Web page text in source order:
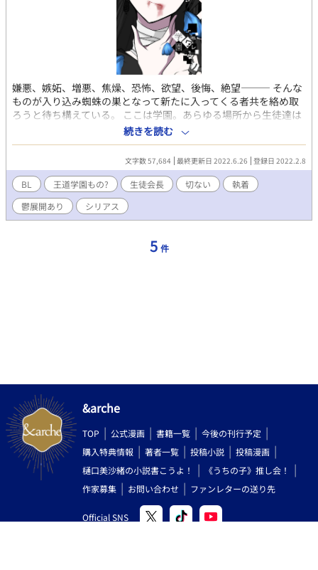
嫌悪、嫉妬、増悪、焦燥、恐怖、欲望、後悔、絶望――― そんな
ものが入り込み蜘蛛の巣となって新たに入ってくる者共を絡め取
ろうと待ち構えている。 ここは学園。あらゆる場所から生徒達は
送られてきてそこで学び、交流し、過ごしていく。 そこは一部の
者達から王道学園と呼ばれていた。だが、そんな生易しいもので
はない。 華やかな欺瞞で貼り付けられた栄華の裏ではいろいろな
理由で厄介払いされた者達が薄暗い感情を滾らせて貶め合う弱肉
強食の世界。 そんな中で孤高に高貴に睥睨しているのは学園の生
徒会会長。 崇拝と恋慕と寄せられている輝かしく華々しい彼だ
が、しかし頂点に立っている彼も暗く、悍ましく、闇が渦巻いて
いた。 そこは栄光のある素晴らしき学園 そこは闇が蔓延る嫌われ
も連載中！ 五の倍数の日に投稿予定☆その日以外も気分によって
続きを読む
文字数 57,684 最終更新日 2022.6.26 登録日 2022.2.8
BL 王道学園もの? 生徒会長 切ない
執着
鬱展開あり
シリアス
5 件
&arche
TOP 公式漫画 書籍一覧
今後の刊行予定
購入特典情報
著者一覧 投稿小説
投稿漫画
樋口美沙緒の小説書こうよ！
《うちの子》推し会！
作家募集
お問い合わせ ファンレターの送り先
Official SNS